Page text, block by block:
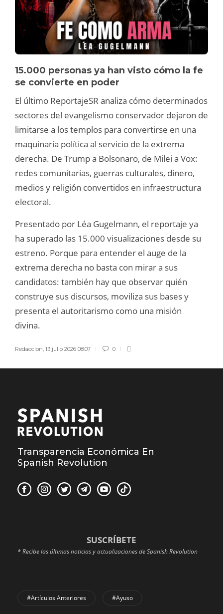
15.000 personas ya han visto cómo la fe
se convierte en poder
El último ReportajeSR analiza cómo determinados
sectores del evangelismo conservador dejaron de
limitarse a los templos para convertirse en una
maquinaria política al servicio de la extrema
derecha. De Trump a Bolsonaro, de Milei a Vox:
redes comunitarias, guerras culturales, dinero,
medios y religión convertidos en infraestructura
electoral.
Presentado por Léa Gugelmann, el reportaje ya
ha superado las 15.000 visualizaciones desde su
estreno. Porque para entender el auge de la
extrema derecha no basta con mirar a sus
candidatos: también hay que observar quién
construye sus discursos, moviliza sus bases y
presenta el autoritarismo como una misión
divina.
Redaccion, 13 julio 2026 08:07 0
Transparencia Económica En
Spanish Revolution
SUSCRÍBETE
* Recibe las últimas noticias y actualizaciones de Spanish Revolution
#Artículos Anteriores #Ayuso